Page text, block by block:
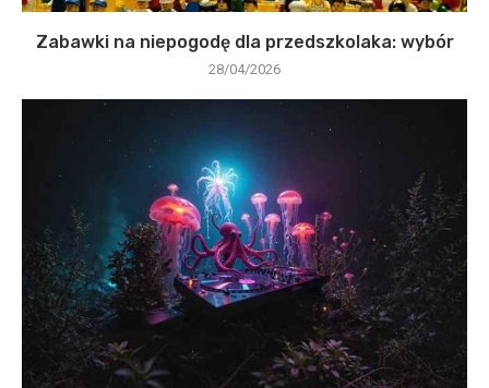
Zabawki na niepogodę dla przedszkolaka: wybór
28/04/2026